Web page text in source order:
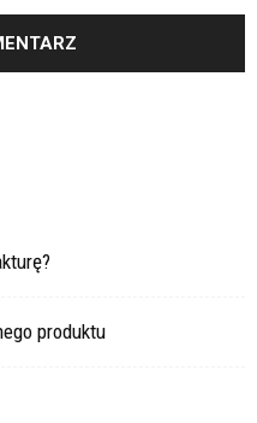
produktu